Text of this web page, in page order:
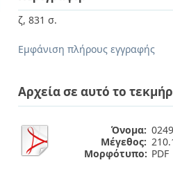
ζ, 831 σ.
Εμφάνιση πλήρους εγγραφής
Αρχεία σε αυτό το
Όνομα:
Μέγεθος:
Μορφότυπο: PDF